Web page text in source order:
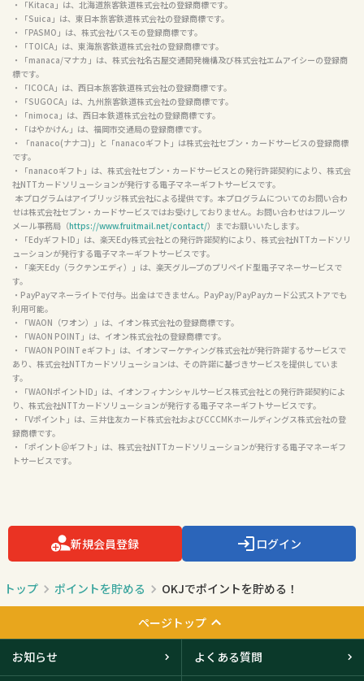
・「Kitaca」は、北海道旅客鉄道株式会社の登録商標です。
・「Suica」は、東日本旅客鉄道株式会社の登録商標です。
・「PASMO」は、株式会社パスモの登録商標です。
・「TOICA」は、東海旅客鉄道株式会社の登録商標です。
・「manaca/マナカ」は、株式会社名古屋交通開発機構及び株式会社エムアイシーの登録商
標です。
・「ICOCA」は、西日本旅客鉄道株式会社の登録商標です。
・「SUGOCA」は、九州旅客鉄道株式会社の登録商標です。
・「nimoca」は、西日本鉄道株式会社の登録商標です。
・「はやかけん」は、福岡市交通局の登録商標です。
・ 「nanaco(ナナコ)」と「nanacoギフト」は株式会社セブン・カードサービスの登録商標
です。
・「nanacoギフト」は、株式会社セブン・カードサービスとの発行許諾契約により、株式会
社NTTカードソリューションが発行する電子マネーギフトサービスです。
せは株式会社セブン・カードサービスではお受けしておりません。お問い合わせはフルーツ
メール事務局（https://www.fruitmail.net/contact/）までお願いいたします。
・「EdyギフトID」は、楽天Edy株式会社との発行許諾契約により、株式会社NTTカードソリ
ューションが発行する電子マネーギフトサービスです。
・「楽天Edy（ラクテンエディ）」は、楽天グループのプリペイド型電子マネーサービスで
す。
・PayPayマネーライトで付与。出金はできません。PayPay/PayPayカード公式ストアでも
利用可能。
・「WAON（ワオン）」は、イオン株式会社の登録商標です。
・「WAON POINT」は、イオン株式会社の登録商標です。
・「WAON POINT eギフト」は、イオンマーケティング株式会社が発行許諾するサービスで
あり、株式会社NTTカードソリューションは、その許諾に基づきサービスを提供していま
す。
・「WAONポイントID」は、イオンフィナンシャルサービス株式会社との発行許諾契約によ
り、株式会社NTTカードソリューションが発行する電子マネーギフトサービスです。
・「Vポイント」は、三井住友カード株式会社およびCCCMKホールディングス株式会社の登
録商標です。
・「ポイント＠ギフト」は、株式会社NTTカードソリューションが発行する電子マネーギフ
トサービスです。
新規会員登録 ログイン
トップ ポイントを貯める OKJでポイントを貯める！
ページトップ
お知らせ よくある質問